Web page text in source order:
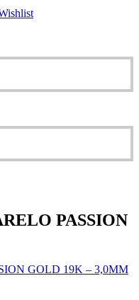
PASSION
GOLD 19K – 3,0MM